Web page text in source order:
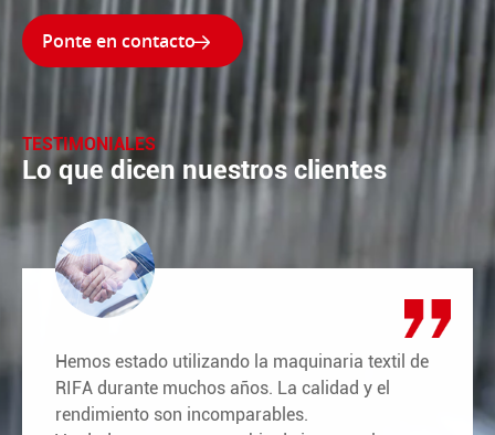

TESTIMONIALES
Lo que dicen nuestros clientes
Hemos estado utilizando la maquinaria textil de
RIFA durante muchos años. La calidad y el
rendimiento son incomparables.